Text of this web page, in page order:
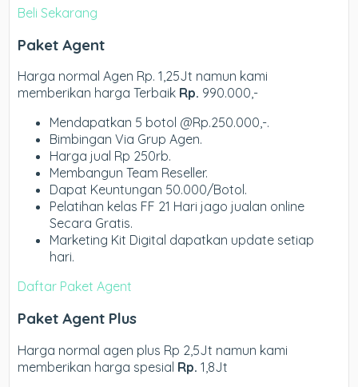
Beli Sekarang
Paket Agent
Harga normal Agen Rp. 1,25Jt namun kami
memberikan harga Terbaik Rp. 990.000,-
Mendapatkan 5 botol @Rp.250.000,-.
Bimbingan Via Grup Agen.
Harga jual Rp 250rb.
Membangun Team Reseller.
Dapat Keuntungan 50.000/Botol.
Pelatihan kelas FF 21 Hari jago jualan online
Secara Gratis.
Marketing Kit Digital dapatkan update setiap
hari.
Daftar Paket Agent
Paket Agent Plus
Harga normal agen plus Rp 2,5Jt namun kami
memberikan harga spesial Rp. 1,8Jt